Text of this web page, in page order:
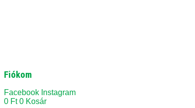
Fiókom
Facebook Instagram
0 Ft 0 Kosár